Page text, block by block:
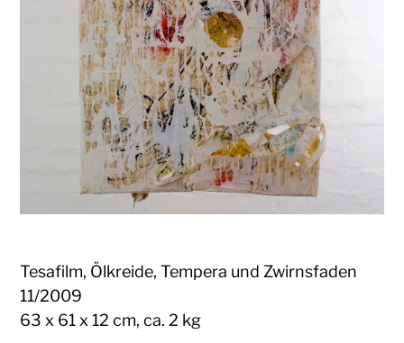
Tesafilm, Ölkreide, Tempera und Zwirnsfaden
11/2009
63 x 61 x 12 cm, ca. 2 kg